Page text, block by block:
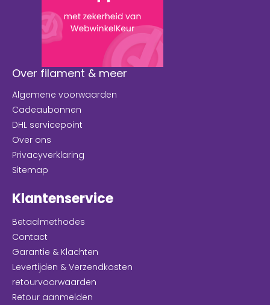
Over filament & meer
Algemene voorwaarden
Cadeaubonnen
DHL servicepoint
Over ons
Privacyverklaring
Sitemap
Klantenservice
Betaalmethodes
Contact
Garantie & Klachten
Levertijden & Verzendkosten
retourvoorwaarden
Retour aanmelden